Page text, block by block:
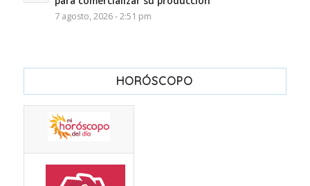
7 agosto, 2026 - 2:51 pm
HORÓSCOPO